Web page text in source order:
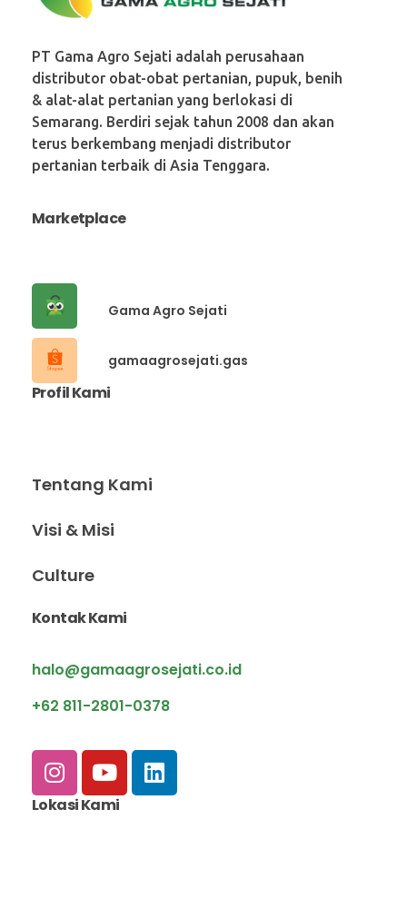
PT Gama Agro Sejati adalah perusahaan
distributor obat-obat pertanian, pupuk, benih
& alat-alat pertanian yang berlokasi di
Semarang. Berdiri sejak tahun 2008 dan akan
terus berkembang menjadi distributor
pertanian terbaik di Asia Tenggara.
Marketplace
Gama Agro Sejati
gamaagrosejati.gas
Profil Kami
Tentang Kami
Visi & Misi
Culture
Kontak Kami
halo@gamaagrosejati.co.id
+62 811-2801-0378
Lokasi Kami